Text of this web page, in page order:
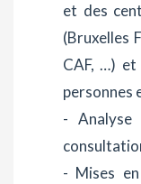
et des
(Bruxelles
CAF, …)
personnes
- Analyse
- Mises